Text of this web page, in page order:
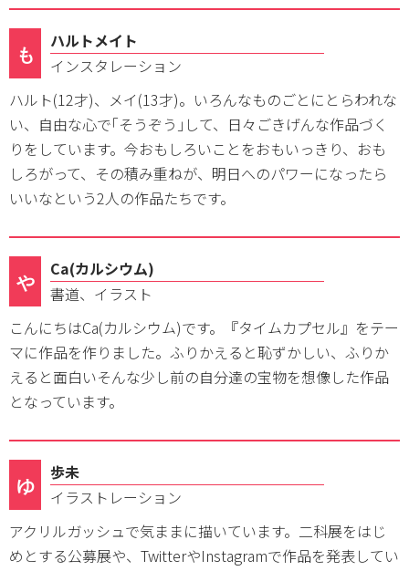
も
ハルトメイト
インスタレーション
ハルト(12才)、メイ(13才)。いろんなものごとにとらわれな
い、自由な心で｢そうぞう｣して、日々ごきげんな作品づく
りをしています。今おもしろいことをおもいっきり、おも
しろがって、その積み重ねが、明日へのパワーになったら
いいなという2人の作品たちです。
や
Ca(カルシウム)
書道、イラスト
こんにちはCa(カルシウム)です。『タイムカプセル』をテー
マに作品を作りました。ふりかえると恥ずかしい、ふりか
えると面白いそんな少し前の自分達の宝物を想像した作品
となっています。
ゆ
歩未
イラストレーション
アクリルガッシュで気ままに描いています。二科展をはじ
めとする公募展や、TwitterやInstagramで作品を発表してい